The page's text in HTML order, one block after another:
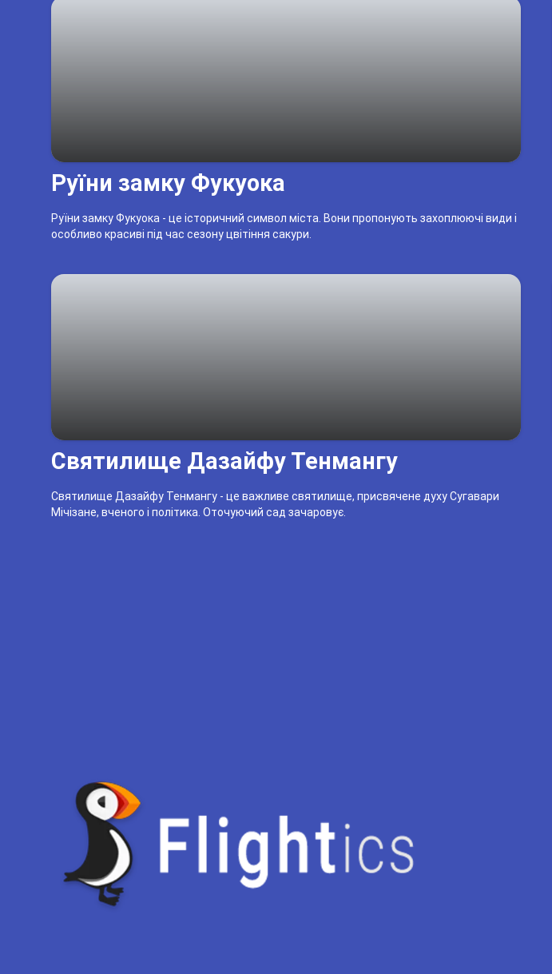
Руїни замку Фукуока
Руїни замку Фукуока - це історичний символ міста. Вони пропонують захоплюючі види і
особливо красиві під час сезону цвітіння сакури.
Святилище Дазайфу Тенмангу
Святилище Дазайфу Тенмангу - це важливе святилище, присвячене духу Сугавари
Мічізане, вченого і політика. Оточуючий сад зачаровує.